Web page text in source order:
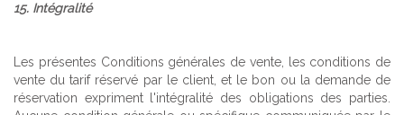
15. Intégralité
Les présentes Conditions générales de vente, les conditions de
vente du tarif réservé par le client, et le bon ou la demande de
réservation expriment l'intégralité des obligations des parties.